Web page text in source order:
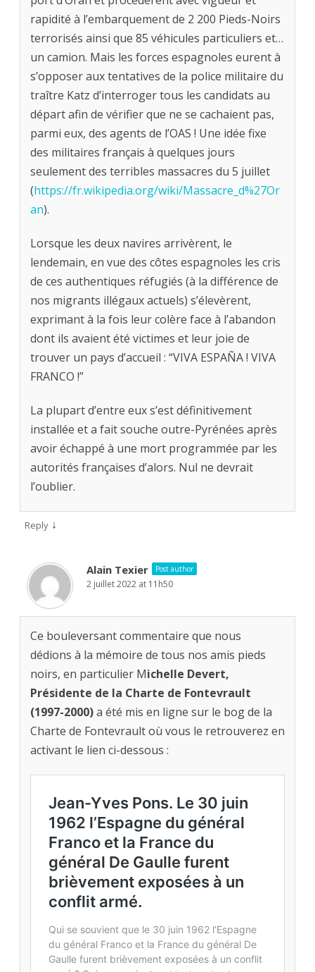
rapidité à l’embarquement de 2 200 Pieds-Noirs
terrorisés ainsi que 85 véhicules particuliers et…
un camion. Mais les forces espagnoles eurent à
s’opposer aux tentatives de la police militaire du
traître Katz d’interroger tous les candidats au
départ afin de vérifier que ne se cachaient pas,
parmi eux, des agents de l’OAS ! Une idée fixe
des militaires français à quelques jours
seulement des terribles massacres du 5 juillet
(https://fr.wikipedia.org/wiki/Massacre_d%27Or
an).
Lorsque les deux navires arrivèrent, le
lendemain, en vue des côtes espagnoles les cris
de ces authentiques réfugiés (à la différence de
nos migrants illégaux actuels) s’élevèrent,
exprimant à la fois leur colère face à l’abandon
dont ils avaient été victimes et leur joie de
trouver un pays d’accueil : “VIVA ESPAÑA ! VIVA
FRANCO !”
La plupart d’entre eux s’est définitivement
installée et a fait souche outre-Pyrénées après
avoir échappé à une mort programmée par les
autorités françaises d’alors. Nul ne devrait
l’oublier.
Reply ↓
Alain Texier Post author
2 juillet 2022 at 11h50
Ce bouleversant commentaire que nous
dédions à la mémoire de tous nos amis pieds
noirs, en particulier Michelle Devert,
Présidente de la Charte de Fontevrault
(1997-2000)a été mis en ligne sur le bog de la
Charte de Fontevrault où vous le retrouverez en
activant le lien ci-dessous :